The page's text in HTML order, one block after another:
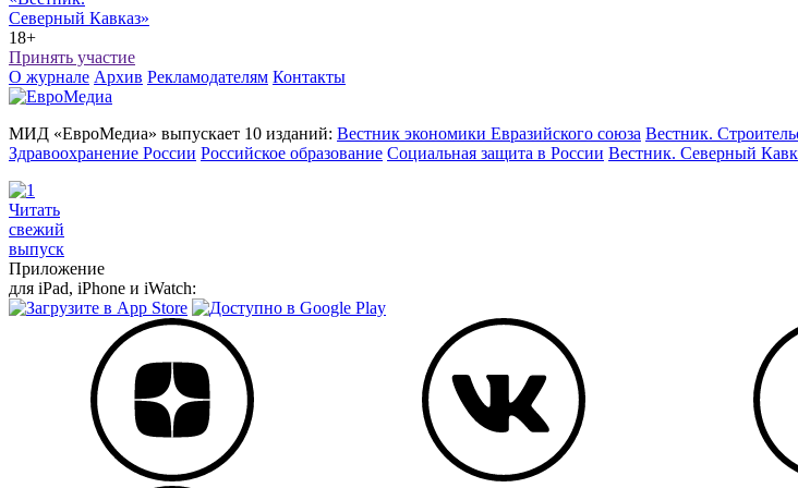
Северный Кавказ»
18+
Принять участие
О журнале Архив Рекламодателям Контакты
МИД «ЕвроМедиа» выпускает 10 изданий: Вестник экономики Евразийского союза Вестник.
Здравоохранение России Российское образование Социальная защита в России Вестник. Северный
Читать
свежий
выпуск
Приложение
для iPad, iPhone и iWatch: